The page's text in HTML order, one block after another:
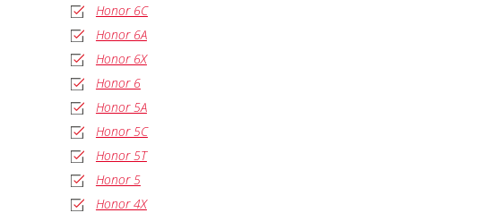
Honor 6C
Honor 6A
Honor 6X
Honor 6
Honor 5A
Honor 5C
Honor 5T
Honor 5
Honor 4X